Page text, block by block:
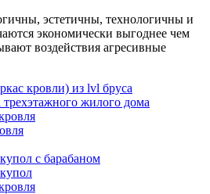
эстетичны, технологичны и
экономически выгоднее чем
воздействия агресивные
кровли) из lvl бруса
жилого дома
с барабаном